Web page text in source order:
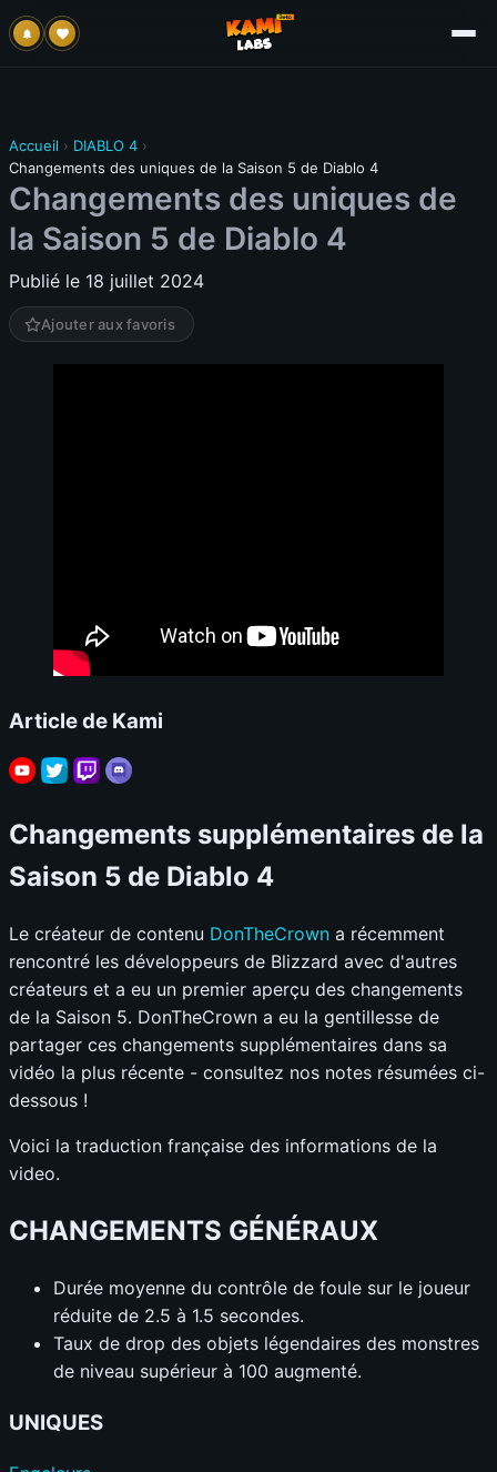
Accueil › DIABLO 4 ›
Changements des uniques de la Saison 5 de Diablo 4
Changements des uniques de
la Saison 5 de Diablo 4
Publié le 18 juillet 2024
Ajouter aux favoris
Article de Kami
Changements supplémentaires de la
Saison 5 de Diablo 4
Le créateur de contenu DonTheCrown a récemment
rencontré les développeurs de Blizzard avec d'autres
créateurs et a eu un premier aperçu des changements
de la Saison 5. DonTheCrown a eu la gentillesse de
partager ces changements supplémentaires dans sa
vidéo la plus récente - consultez nos notes résumées ci-
dessous !
Voici la traduction française des informations de la
video.
CHANGEMENTS GÉNÉRAUX
Durée moyenne du contrôle de foule sur le joueur
réduite de 2.5 à 1.5 secondes.
Taux de drop des objets légendaires des monstres
de niveau supérieur à 100 augmenté.
UNIQUES